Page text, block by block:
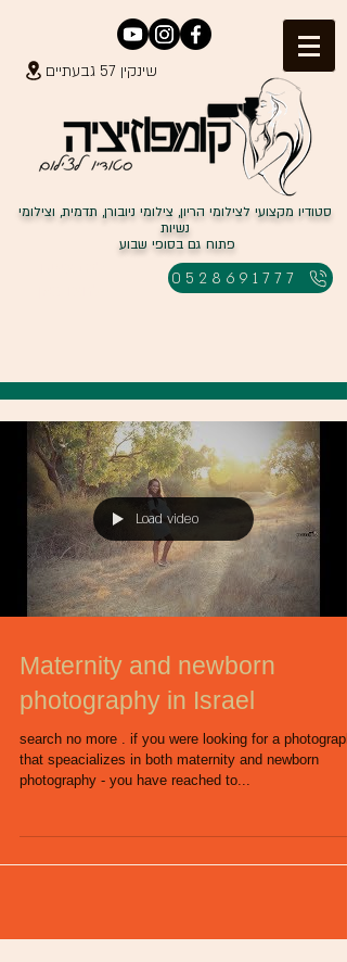
שינקין 57 גבעתיים
סטודיו מקצועי לצילומי הריון, צילומי ניובורן, תדמית, וצילומי
נשיות
פתוח גם בסופי שבוע
0528691777
Load video
Maternity and newborn
photography in Israel
search no more . if you were looking for a
that speacializes in both maternity and newborn
photography - you have reached to...